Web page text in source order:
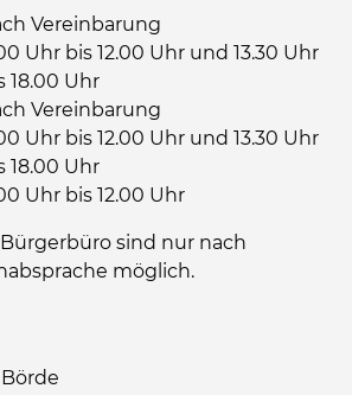
Vereinbarung
Uhr bis 12.00 Uhr und 13.30 Uhr
18.00 Uhr
Vereinbarung
Uhr bis 12.00 Uhr und 13.30 Uhr
18.00 Uhr
Uhr bis 12.00 Uhr
sind nur nach
möglich.